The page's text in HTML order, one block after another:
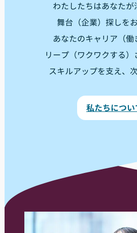
わたしたちはあなたが
舞台（企業）探しを
あなたのキャリア（働
リープ（ワクワクする）
スキルアップを支え、
私たちについ